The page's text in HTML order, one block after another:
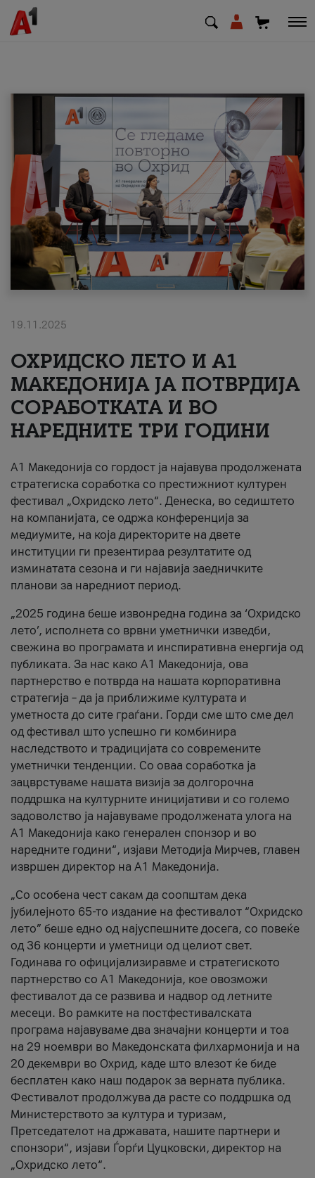
МК SQ
Приватни Деловни
Поддршка
Надополни кредит
#ПодобарОнлајн
19.11.2025
ОХРИДСКО ЛЕТО И A1
МАКЕДОНИЈА ЈА ПОТВРДИЈА
СОРАБОТКАТА И ВО
НАРЕДНИТЕ ТРИ ГОДИНИ
A1 Македонија со гордост ја најавува продолжената
стратегиска соработка со престижниот културен
фестивал „Охридско лето“. Денеска, во седиштето
на компанијата, се одржа конференција за
медиумите, на која директорите на двете
институции ги презентираа резултатите од
изминатата сезона и ги најавија заедничките
планови за наредниот период.
„2025 година беше извонредна година за ‘Охридско
лето’, исполнета со врвни уметнички изведби,
свежина во програмата и инспиративна енергија од
публиката. За нас како A1 Македонија, ова
партнерство е потврда на нашата корпоративна
стратегија – да ја приближиме културата и
уметноста до сите граѓани. Горди сме што сме дел
од фестивал што успешно ги комбинира
наследството и традицијата со современите
уметнички тенденции. Со оваа соработка ја
зацврстуваме нашата визија за долгорочна
поддршка на културните иницијативи и со големо
задоволство ја најавуваме продолжената улога на
A1 Македонија како генерален спонзор и во
наредните години“, изјави Методија Мирчев, главен
извршен директор на A1 Македонија.
„Со особена чест сакам да соопштам дека
јубилејното 65-то издание на фестивалот “Охридско
лето” беше едно од најуспешните досега, со повеќе
од 36 концерти и уметници од целиот свет.
Годинава го официјализиравме и стратегиското
партнерство со А1 Македонија, кое овозможи
фестивалот да се развива и надвор од летните
месеци. Во рамките на постфестивалската
програма најавуваме два значајни концерти и тоа
на 29 ноември во Македонската филхармонија и на
20 декември во Охрид, каде што влезот ќе биде
бесплатен како наш подарок за верната публика.
Фестивалот продолжува да расте со поддршка од
Министерството за култура и туризам,
Претседателот на државата, нашите партнери и
спонзори“, изјави Ѓорѓи Цуцковски, директор на
„Охридско лето“.